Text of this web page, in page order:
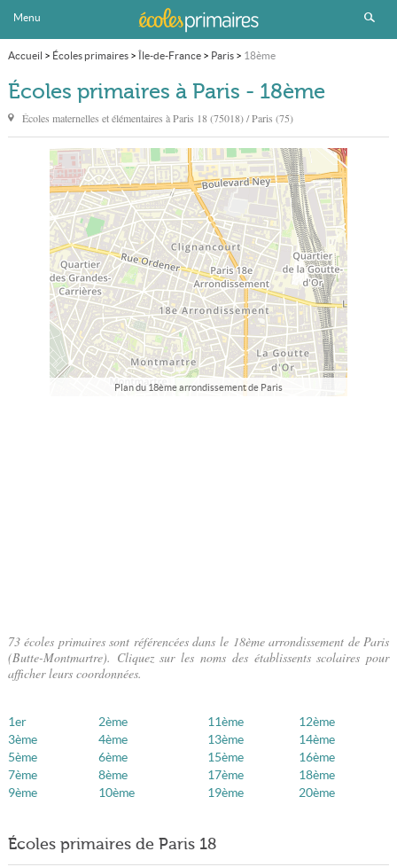
Menu
Accueil > Écoles primaires> Île-de-France> Paris> 18ème
Écoles primaires à Paris - 18ème
Écoles maternelles et élémentaires àParis 18 (75018) / Paris (75)
Plan du 18ème arrondissement de Paris
73 écoles primaires sont référencées dans le 18ème arrondissement de Paris
(Butte-Montmartre). Cliquez sur les noms des établissents scolaires pour
afficher leurs coordonnées.
1er
2ème
3ème
4ème
5ème
6ème
7ème
8ème
9ème
10ème
11ème
12ème
13ème
14ème
15ème
16ème
17ème
18ème
19ème
20ème
Écoles primaires de Paris 18